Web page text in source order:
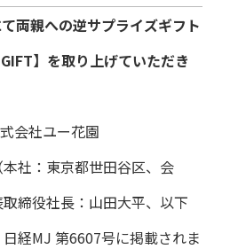
両親への逆サプライズギフト
GIFT】を取り上げていただき
会社ユー花園
社：東京都世田谷区、会
締役社長：山田大平、以下
日経MJ 第6607号に掲載されま